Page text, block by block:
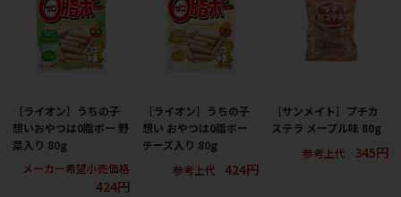
［ライオン］うちの子
想いおやつは0脂ボー 野
菜入り 80g
メーカー希望小売価格
424円
［ライオン］うちの子
想い おやつは0脂ボー
チーズ入り 80g
参考上代
424円
［サンメイト］プチカ
ステラ メープル味 80g
参考上代
345円